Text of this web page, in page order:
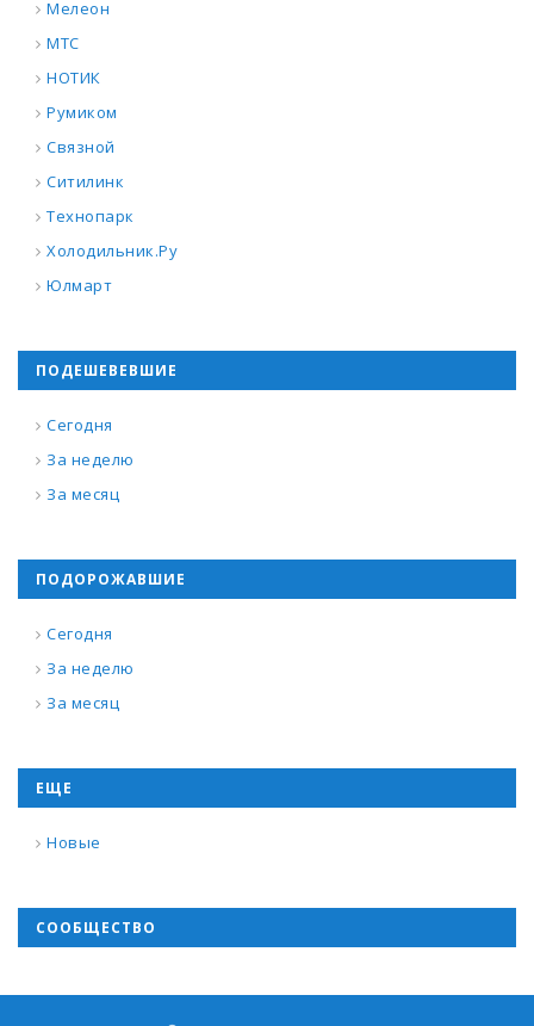
Мелеон
МТС
НОТИК
Румиком
Связной
Ситилинк
Технопарк
Холодильник.Ру
Юлмарт
ПОДЕШЕВЕВШИЕ
Сегодня
За неделю
За месяц
ПОДОРОЖАВШИЕ
Сегодня
За неделю
За месяц
ЕЩЕ
Новые
СООБЩЕСТВО